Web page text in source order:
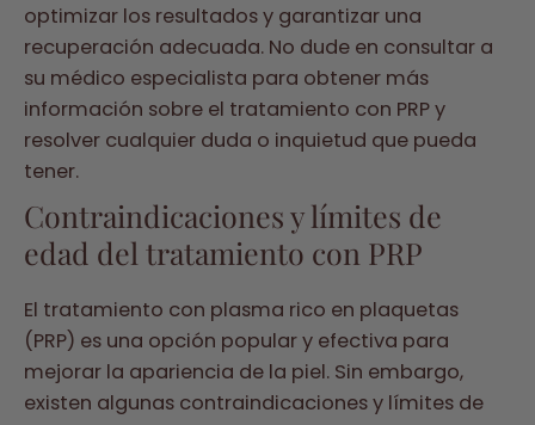
optimizar los resultados y garantizar una
recuperación adecuada. No dude en consultar a
su médico especialista para obtener más
información sobre el tratamiento con PRP y
resolver cualquier duda o inquietud que pueda
tener.
Contraindicaciones y límites de
edad del tratamiento con PRP
El tratamiento con plasma rico en plaquetas
(PRP) es una opción popular y efectiva para
mejorar la apariencia de la piel. Sin embargo,
existen algunas contraindicaciones y límites de